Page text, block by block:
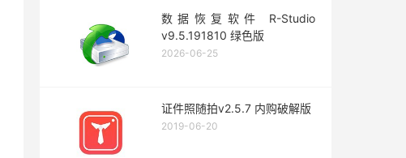
数据恢复软件 R-Studio
v9.5.191810 绿色版
2026-06-25
证件照随拍v2.5.7 内购破解版
2019-06-20